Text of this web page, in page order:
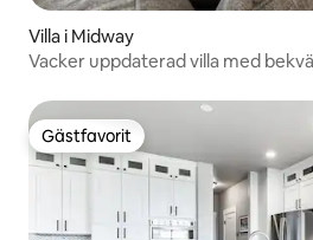
Villa i Midway
Vacker uppdaterad villa med
Gästfavorit
Gästfavorit